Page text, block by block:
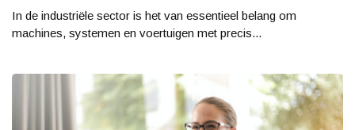
In de industriële sector is het van essentieel belang om
machines, systemen en voertuigen met precis...